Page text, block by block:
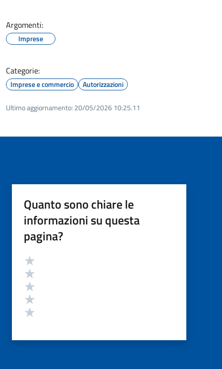
Argomenti:
Imprese
Categorie:
Imprese e commercio Autorizzazioni
Ultimo aggiornamento: 20/05/2026 10:25.11
Quanto sono chiare le
informazioni su questa
pagina?
Valutazione